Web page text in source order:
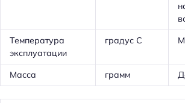
Температура
эксплуатации
градус С
Масса грамм